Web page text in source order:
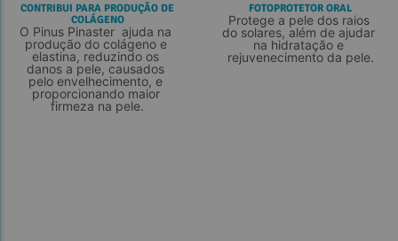
CONTRIBUI PARA PRODUÇÃO DE
COLÁGENO
O Pinus Pinaster  ajuda na
produção do colágeno e
elastina, reduzindo os
danos a pele, causados
pelo envelhecimento, e
proporcionando maior
firmeza na pele.
FOTOPROTETOR ORAL
Protege a pele dos raios
do solares, além de ajudar
na hidratação e
rejuvenecimento da pele.